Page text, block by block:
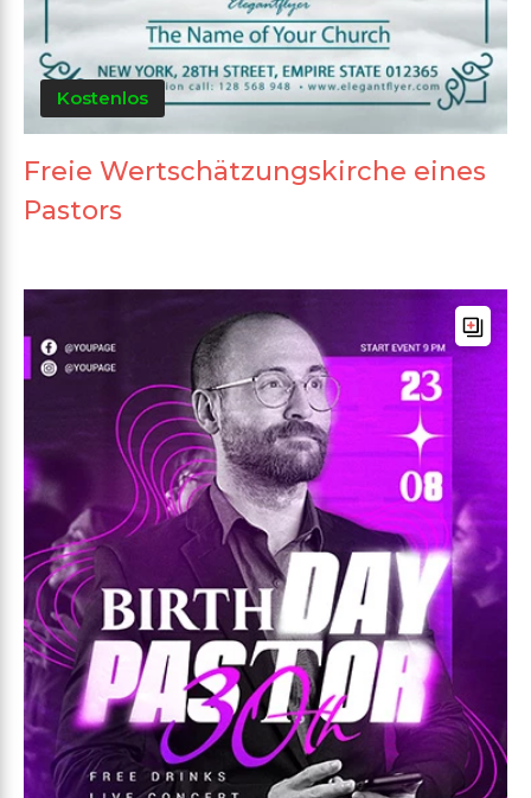
Kostenlos
Freie Wertschätzungskirche eines
Pastors